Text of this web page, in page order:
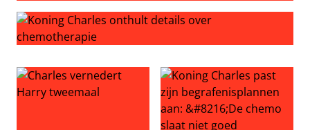
Het verdriet van koning Charles: ‘Wil kleinkinderen